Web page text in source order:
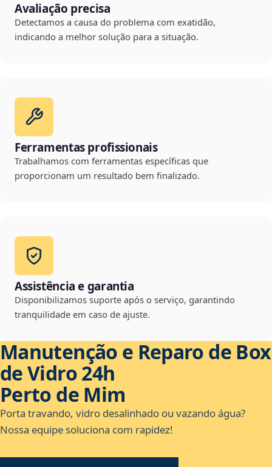
Avaliação precisa
Detectamos a causa do problema com exatidão,
indicando a melhor solução para a situação.
Ferramentas profissionais
Trabalhamos com ferramentas específicas que
proporcionam um resultado bem finalizado.
Assistência e garantia
Disponibilizamos suporte após o serviço, garantindo
tranquilidade em caso de ajuste.
Manutenção e Reparo de Box
de Vidro 24h
Perto de Mim
Porta travando, vidro desalinhado ou vazando água?
Nossa equipe soluciona com rapidez!